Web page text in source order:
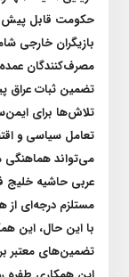
حکومت قابل
بازیگران خارجی
مصرف‌کنندگان
تضمین ثبات عراق
تلاش‌ها برای
تعامل سیاسی و
می‌تواند هماهنگی
عربی حاشیه خلیج
مستلزم درجه‌ای
با این حال، این
تضمین‌های معتبر